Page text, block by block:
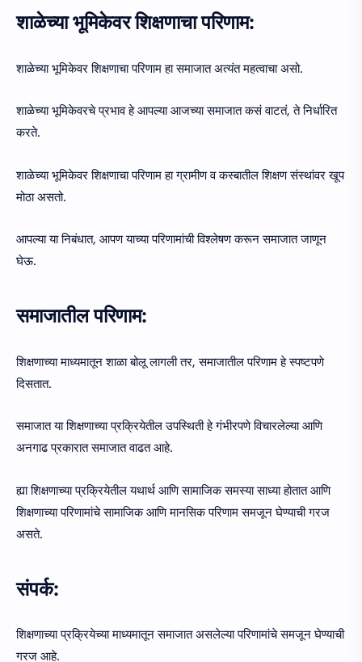
शाळेच्या भूमिकेवर शिक्षणाचा परिणाम:
शाळेच्या भूमिकेवर शिक्षणाचा परिणाम हा समाजात अत्यंत महत्वाचा असो.
शाळेच्या भूमिकेवरचे प्रभाव हे आपल्या आजच्या समाजात कसं वाटतं, ते निर्धारित
करते.
शाळेच्या भूमिकेवर शिक्षणाचा परिणाम हा ग्रामीण व कस्बातील शिक्षण संस्थांवर खूप
मोठा असतो.
आपल्या या निबंधात, आपण याच्या परिणामांची विश्लेषण करून समाजात जाणून
घेऊ.
समाजातील परिणाम:
शिक्षणाच्या माध्यमातून शाळा बोलू लागली तर, समाजातील परिणाम हे स्पष्टपणे
दिसतात.
समाजात या शिक्षणाच्या प्रक्रियेतील उपस्थिती हे गंभीरपणे विचारलेल्या आणि
अनगाढ प्रकारात समाजात वाढत आहे.
ह्या शिक्षणाच्या प्रक्रियेतील यथार्थ आणि सामाजिक समस्या साध्या होतात आणि
शिक्षणाच्या परिणामांचे सामाजिक आणि मानसिक परिणाम समजून घेण्याची गरज
असते.
संपर्क:
शिक्षणाच्या प्रक्रियेच्या माध्यमातून समाजात असलेल्या परिणामांचे समजून घेण्याची
गरज आहे.